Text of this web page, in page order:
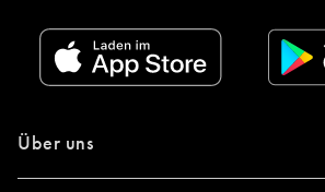
Über uns